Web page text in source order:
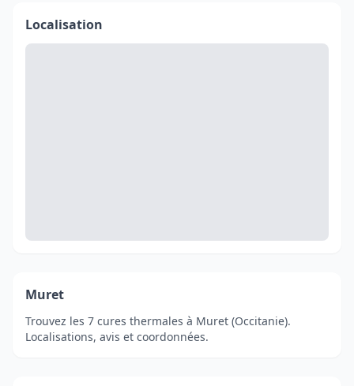
Localisation
Muret
Trouvez les 7 cures thermales à Muret (Occitanie).
Localisations, avis et coordonnées.